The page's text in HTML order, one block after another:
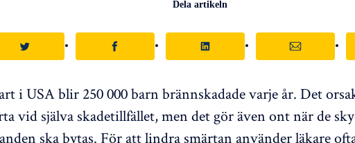
Dela artikeln
i USA blir 250 000 barn brännskadade varje år. Det
vid själva skadetillfället, men det gör även ont när de
ska bytas. För att lindra smärtan använder läkare